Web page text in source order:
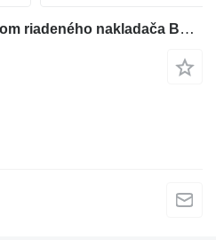
Piest 1J7002111 na šmykom riadeného nakladača Bobcat S160